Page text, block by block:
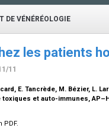
DE VÉNÉRÉOLOGIE
les patients
11
E. Tancrède, M. Bézier, L.
et auto-immunes,
PDF.